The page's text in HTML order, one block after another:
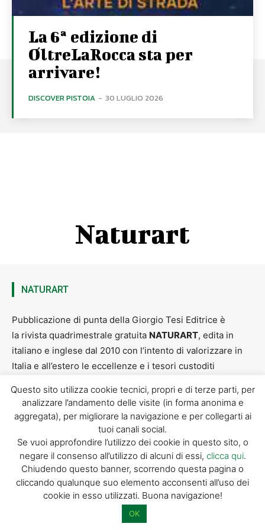
La 6ª edizione di
OltreLaRocca sta per
arrivare!
DISCOVER PISTOIA - 30 LUGLIO 2026
Naturart
NATURART
Pubblicazione di punta della Giorgio Tesi Editrice è
la rivista quadrimestrale gratuita NATURART, edita in
italiano e inglese dal 2010 con l’intento di valorizzare in
Italia e all’estero le eccellenze e i tesori custoditi
Sfoglia Naturart
Questo sito utilizza cookie tecnici, propri e di terze parti, per
analizzare l’andamento delle visite (in forma anonima e
aggregata), per migliorare la navigazione e per collegarti ai
tuoi canali social.
Se vuoi approfondire l’utilizzo dei cookie in questo sito, o
negare il consenso all’utilizzo di alcuni di essi, clicca qui.
Chiudendo questo banner, scorrendo questa pagina o
cliccando qualunque suo elemento acconsenti all’uso dei
cookie in esso utilizzati. Buona navigazione!
OK